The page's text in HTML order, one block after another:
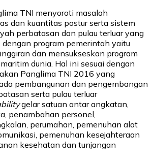
TNI menyoroti masalah
dan kuantitas postur serta sistem
perbatasan dan pulau terluar yang
dengan program pemerintah yaitu
dan mensukseskan program
dunia. Hal ini sesuai dengan
Panglima TNI 2016 yang
pembangunan dan pengembangan
serta pulau terluar
gelar satuan antar angkatan,
penambahan personel,
perumahan, pemenuhan alat
pemenuhan kesejahteraan
kesehatan dan tunjangan